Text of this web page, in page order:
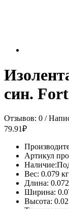
син.
Отзывов: 0 /
79.91₽
Артикул
Наличие:
Вес: 0.079 кг
Длина:
Ширина:
Высота: